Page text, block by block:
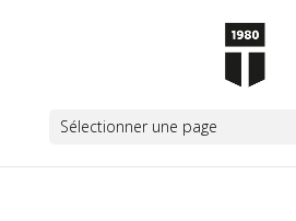
Sélectionner une page